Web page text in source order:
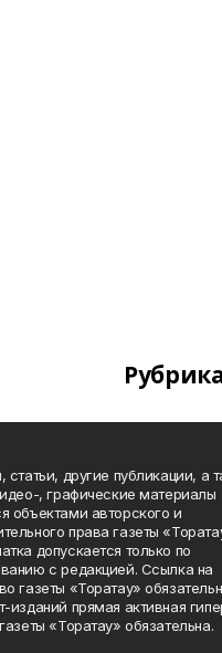
статьи, другие публикации, а
, графические материалы
объектами авторского и
права газеты
допускается только по
с редакцией. Ссылка на
газеты «Торатау»
изданий прямая активная
«Торатау» обязательна.